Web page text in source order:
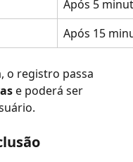
Após 5
Após 15
o registro passa
e poderá ser